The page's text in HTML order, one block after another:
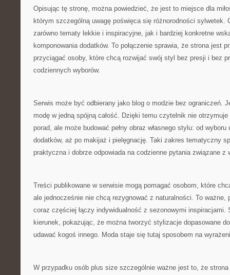
Opisując tę stronę, można powiedzieć, że jest to miejsce dla
którym szczególną uwagę poświęca się różnorodności sylwetek.
zarówno tematy lekkie i inspiracyjne, jak i bardziej konkretne
komponowania dodatków. To połączenie sprawia, że strona jest
przyciągać osoby, które chcą rozwijać swój styl bez presji i bez
codziennych wyborów.
Serwis może być odbierany jako blog o modzie bez ograniczeń.
modę w jedną spójną całość. Dzięki temu czytelnik nie
porad, ale może budować pełny obraz własnego stylu: od
dodatków, aż po makijaż i pielęgnację. Taki zakres tematyczny
praktyczna i dobrze odpowiada na codzienne pytania związane z
Treści publikowane w serwisie mogą pomagać osobom, które
ale jednocześnie nie chcą rezygnować z naturalności. To ważne,
coraz częściej łączy indywidualność z sezonowymi inspiracjami.
kierunek, pokazując, że można tworzyć stylizacje dopasowane
udawać kogoś innego. Moda staje się tutaj sposobem na
W przypadku osób plus size szczególnie ważne jest to, że strona